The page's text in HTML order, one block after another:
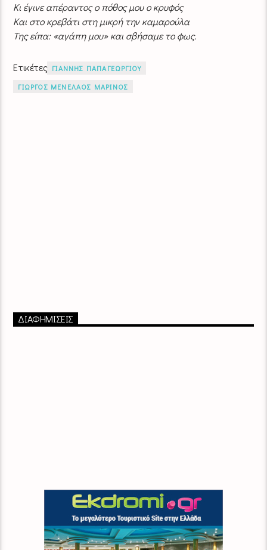
Κι έγινε απέραντος ο πόθος μου ο κρυφός
Και στο κρεβάτι στη μικρή την καμαρούλα
Της είπα: «αγάπη μου» και σβήσαμε το φως.
Ετικέτες ΓΙΑΝΝΗΣ ΠΑΠΑΓΕΩΡΓΙΟΥ
ΓΙΩΡΓΟΣ ΜΕΝΕΛΑΟΣ ΜΑΡΙΝΟΣ
ΔΙΑΦΗΜΙΣΕΙΣ